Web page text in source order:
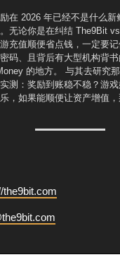
在 2026 年已经不是什么新
无论你是在纠结 The9Bit
充值顺便省点钱，一定要
码、且背后有大型机构背
的地方。 与其去研究
测：奖励到账稳不稳？游
，如果能顺便让资产增值
the9bit.com